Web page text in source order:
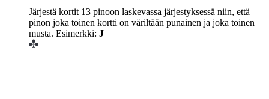
Järjestä kortit 13 pinoon laskevassa järjestyksessä niin, että
pinon joka toinen kortti on väriltään punainen ja joka toinen
musta. Esimerkki: J